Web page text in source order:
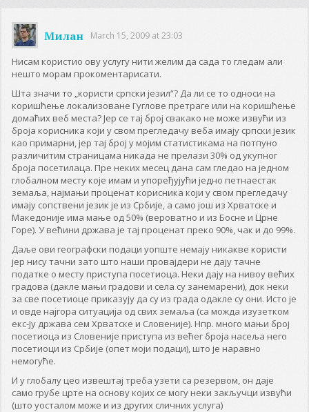
Милан March 15, 2009 at 23:03
Нисам користио ову услугу нити желим да сада то гледам али
нешто морам прокоментарисати.
Шта значи то „користи српски језил“? Да ли се то односи на
коришћење локализоване Гуглове претраге или на коришћење
домаћих веб места? Јер се тај број свакако не може извући из
броја корисника који у свом прегледачу веба имају српски језик
као примарни, јер тај број у мојим статистикама на потпуно
различитим страницама никада не прелази 30% од укупног
броја посетилаца. Пре неких месец дана сам гледао на једном
глобалном месту које имам и упоређујући једно петнаестак
земаља, најмањи проценат корисника који у свом прегледачу
имају сопствени језик је из Србије, а само још из Хрватске и
Македоније има мање од 50% (вероватно и из Босне и Црне
Горе). У већини држава је тај проценат преко 90%, чак и до 99%.
Даље ови географски подаци уопште немају никакве користи
јер нису тачни зато што наши провајдери не дају тачне
податке о месту приступа посетиоца. Неки дају на нивоу већих
градова (дакле мањи градови и села су занемарени), док неки
за све посетиоце приказују да су из града одакле су они. Исто је
и овде најгора ситуација од свих земаља (са можда изузетком
екс-Ју држава сем Хрватске и Словеније). Нпр. много мањи број
посетиоца из Словеније приступа из већег броја насеља него
посетиоци из Србије (опет моји подаци), што је наравно
немогуће.
И у глобалу цео извештај треба узети са резервом, он даје
само грубе црте на основу којих се могу неки закључци извући
(што уосталом може и из других сличних услуга)